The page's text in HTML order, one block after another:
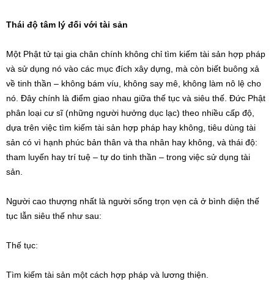
Thái độ tâm lý đối với tài sản
Một Phật tử tại gia chân chính không chỉ tìm kiếm tài sản hợp pháp
và sử dụng nó vào các mục đích xây dựng, mà còn biết buông xả
về tinh thần – không bám víu, không say mê, không làm nô lệ cho
nó. Đây chính là điểm giao nhau giữa thế tục và siêu thế. Đức Phật
phân loại cư sĩ (những người hưởng dục lạc) theo nhiều cấp độ,
dựa trên việc tìm kiếm tài sản hợp pháp hay không, tiêu dùng tài
sản có vì hạnh phúc bản thân và tha nhân hay không, và thái độ:
tham luyến hay trí tuệ – tự do tinh thần – trong việc sử dụng tài
sản.
Người cao thượng nhất là người sống trọn vẹn cả ở bình diện thế
tục lẫn siêu thế như sau:
Thế tục:
Tìm kiếm tài sản một cách hợp pháp và lương thiện.